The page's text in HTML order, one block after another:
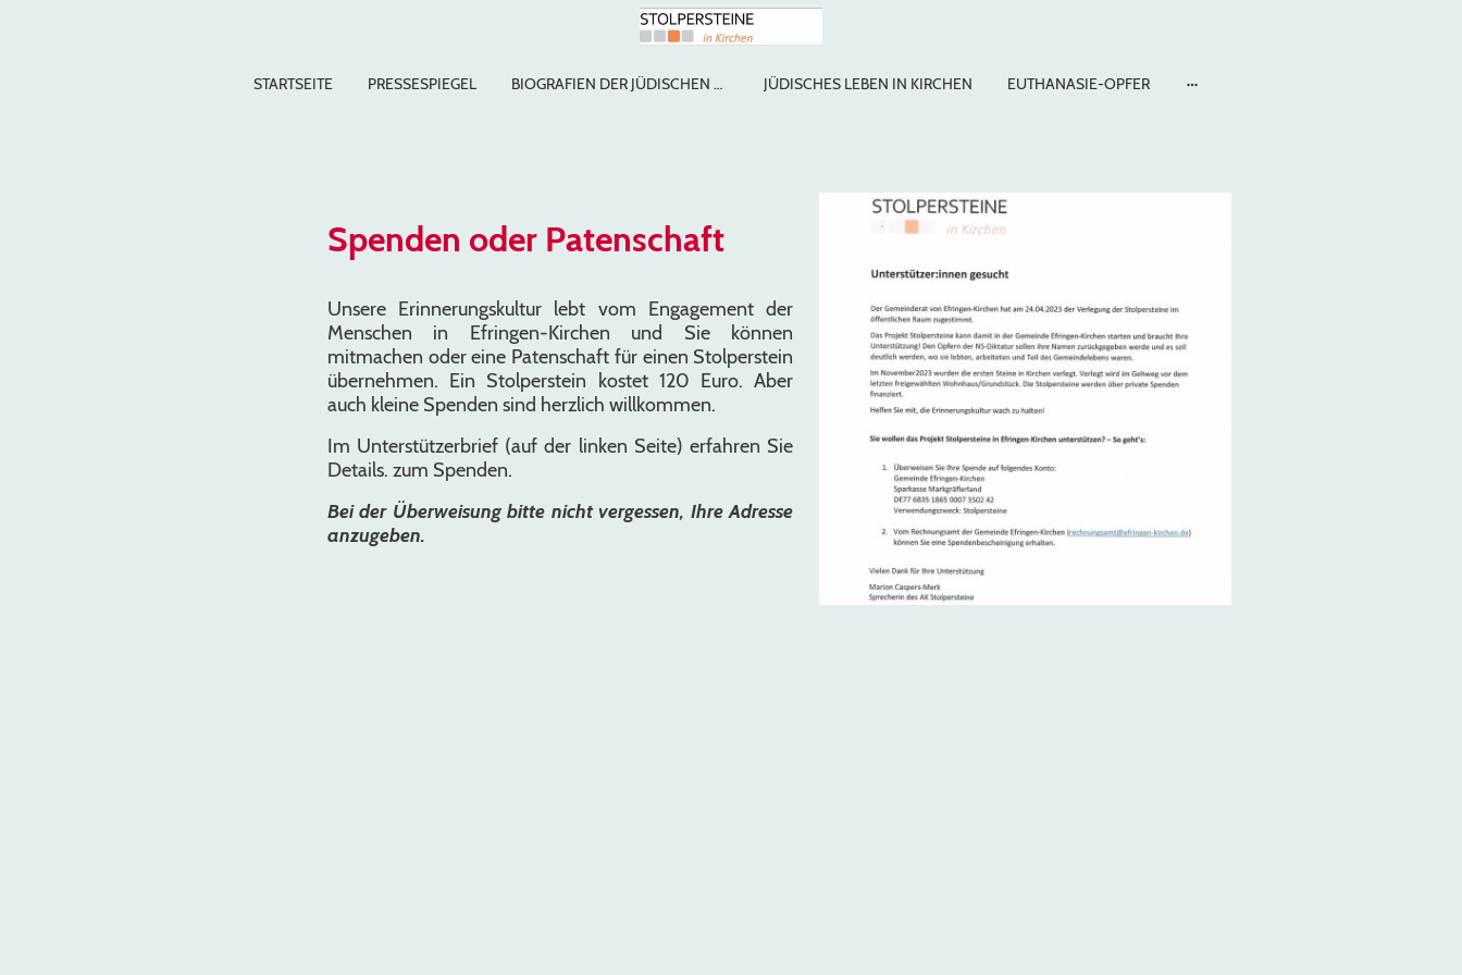
STARTSEITE PRESSESPIEGEL BIOGRAFIEN DER JÜDISCHEN OPFER JÜDISCHES LEBEN IN KIRCHEN EUTHANASIE-OPFER
Spenden oder Patenschaft
Unsere Erinnerungskultur lebt vom Engagement der
Menschen in Efringen-Kirchen und Sie können
mitmachen oder eine Patenschaft für einen Stolperstein
übernehmen. Ein Stolperstein kostet 120 Euro. Aber
auch kleine Spenden sind herzlich willkommen.
Im Unterstützerbrief (auf der linken Seite) erfahren Sie
Details. zum Spenden.
Bei der Überweisung bitte nicht vergessen, Ihre Adresse
anzugeben.